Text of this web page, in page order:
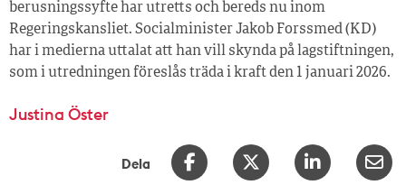
berusningssyfte har utretts och bereds nu inom
Regeringskansliet. Socialminister Jakob Forssmed (KD)
har i medierna uttalat att han vill skynda på lagstiftningen,
som i utredningen föreslås träda i kraft den 1 januari 2026.
Justina Öster
Dela